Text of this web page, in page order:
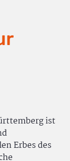
ist
Erbes des